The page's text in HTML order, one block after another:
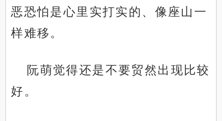
恶恐怕是心里实打实的、像座山一
样难移。
阮萌觉得还是不要贸然出现比较
好。